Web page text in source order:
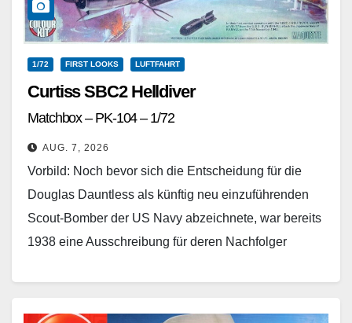
1/72 FIRST LOOKS LUFTFAHRT
Curtiss SBC2 Helldiver
Matchbox – PK-104 – 1/72
AUG. 7, 2026
Vorbild: Noch bevor sich die Entscheidung für die
Douglas Dauntless als künftig neu einzuführenden
Scout-Bomber der US Navy abzeichnete, war bereits
1938 eine Ausschreibung für deren Nachfolger